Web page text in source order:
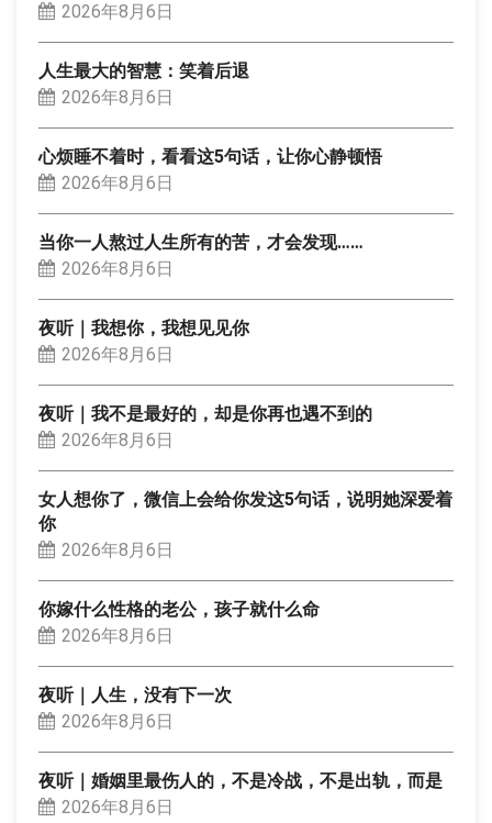
2026年8月6日
人生最大的智慧：笑着后退
2026年8月6日
心烦睡不着时，看看这5句话，让你心静顿悟
2026年8月6日
当你一人熬过人生所有的苦，才会发现……
2026年8月6日
夜听｜我想你，我想见见你
2026年8月6日
夜听｜我不是最好的，却是你再也遇不到的
2026年8月6日
女人想你了，微信上会给你发这5句话，说明她深爱着
你
2026年8月6日
你嫁什么性格的老公，孩子就什么命
2026年8月6日
夜听｜人生，没有下一次
2026年8月6日
夜听｜婚姻里最伤人的，不是冷战，不是出轨，而是
2026年8月6日